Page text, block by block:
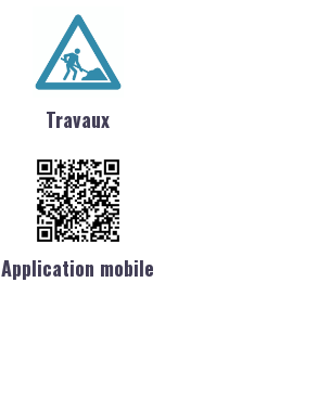
Travaux
Application mobile